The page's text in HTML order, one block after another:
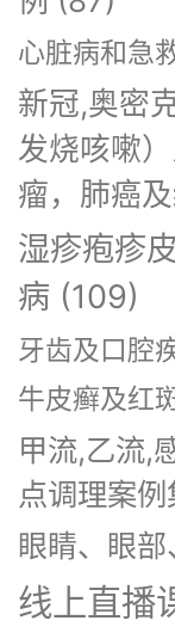
心脏病和急
新冠,奥密
发烧咳嗽
瘤，肺癌
湿疹疱疹
病 (109)
牙齿及口腔
牛皮癣及红
甲流,乙流,
点调理案例
眼睛、眼
线上直播